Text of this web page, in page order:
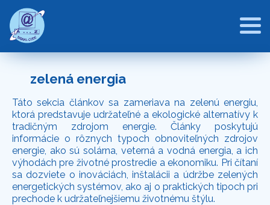
zelená energia
Táto sekcia článkov sa zameriava na zelenú energiu,
ktorá predstavuje udržateľné a ekologické alternatívy k
tradičným zdrojom energie. Články poskytujú
informácie o rôznych typoch obnoviteľných zdrojov
energie, ako sú solárna, veterná a vodná energia, a ich
výhodách pre životné prostredie a ekonomiku. Pri čítaní
sa dozviete o inováciách, inštalácii a údržbe zelených
energetických systémov, ako aj o praktických tipoch pri
prechode k udržateľnejšiemu životnému štýlu.